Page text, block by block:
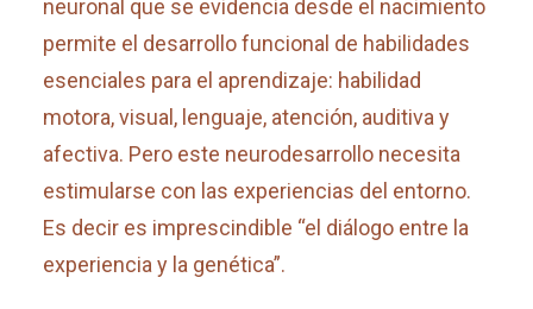
neuronal que se evidencia desde el nacimiento
permite el desarrollo funcional de habilidades
esenciales para el aprendizaje: habilidad
motora, visual, lenguaje, atención, auditiva y
afectiva. Pero este neurodesarrollo necesita
estimularse con las experiencias del entorno.
Es decir es imprescindible “el diálogo entre la
experiencia y la genética”.